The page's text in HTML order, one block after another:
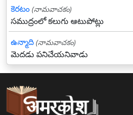
కెరటం (నామవాచకం)
సముద్రంలో కలుగు ఆటుపోట్లు
ఉన్మాది (నామవాచకం)
మెదడు పనిచేయనివాడు